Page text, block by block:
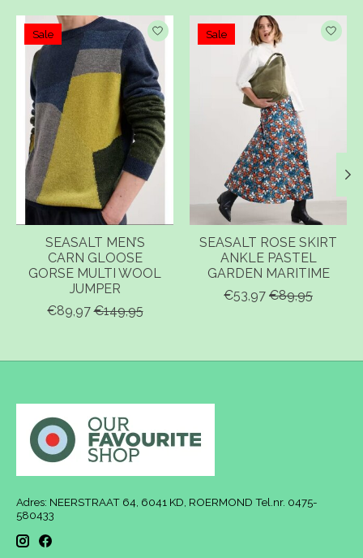
Items van productcarrousel
Sale
SEASALT MEN’S
CARN GLOOSE
GORSE MULTI WOOL
JUMPER
€89,97 €149,95
Sale
SEASALT ROSE SKIRT
ANKLE PASTEL
GARDEN MARITIME
€53,97 €89,95
Adres: NEERSTRAAT 64, 6041 KD, ROERMOND Tel.nr. 0475-
580433